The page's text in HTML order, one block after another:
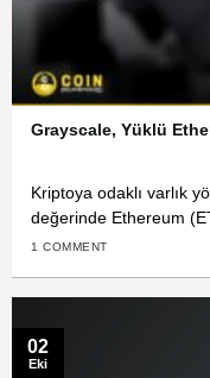
Grayscale, Yüklü
Kriptoya odaklı varlık
değerinde Ethereum
1 COMMENT
02
Eki